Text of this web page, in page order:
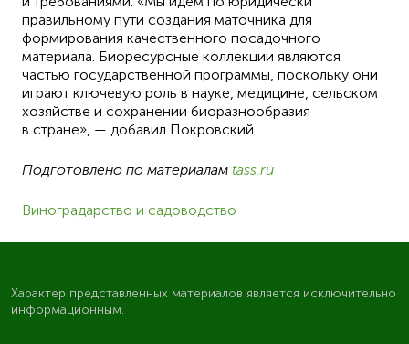
правильному пути создания маточника для
формирования качественного посадочного
материала. Биоресурсные коллекции являются
частью государственной программы, поскольку они
играют ключевую роль в науке, медицине, сельском
хозяйстве и сохранении биоразнообразия
в стране», — добавил Покровский.
Подготовлено по материалам tass.ru
Виноградарство и садоводство
Характер представленных материалов является исключительно
информационным.